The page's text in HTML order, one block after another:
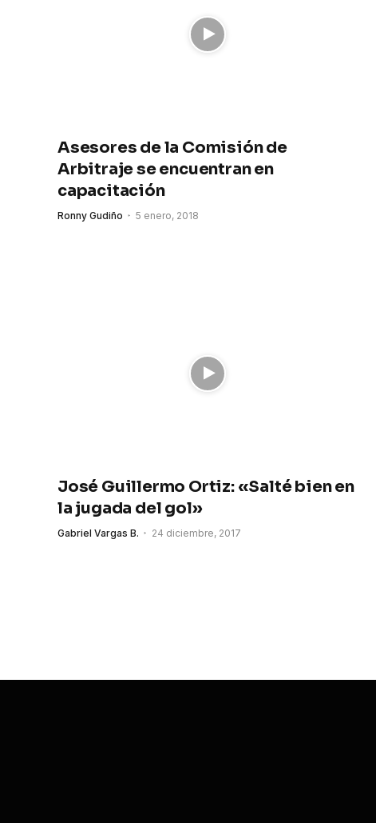
Asesores de la Comisión de
Arbitraje se encuentran en
capacitación
Ronny Gudiño 5 enero, 2018
José Guillermo Ortiz: «Salté bien en
la jugada del gol»
Gabriel Vargas B. 24 diciembre, 2017